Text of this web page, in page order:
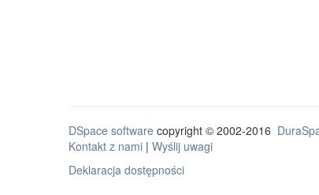
DSpace software copyright © 2002-2016
Kontakt z nami | Wyślij uwagi
Deklaracja dostępności